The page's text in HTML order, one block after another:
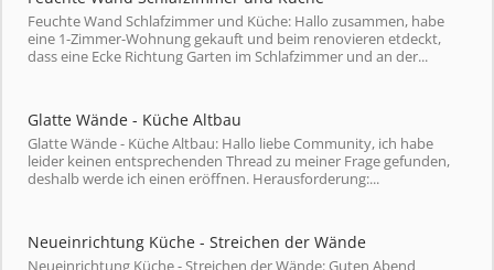
Feuchte Wand Schlafzimmer und Küche: Hallo zusammen, habe
eine 1-Zimmer-Wohnung gekauft und beim renovieren etdeckt,
dass eine Ecke Richtung Garten im Schlafzimmer und an der...
Glatte Wände - Küche Altbau
Glatte Wände - Küche Altbau: Hallo liebe Community, ich habe
leider keinen entsprechenden Thread zu meiner Frage gefunden,
deshalb werde ich einen eröffnen. Herausforderung:...
Neueinrichtung Küche - Streichen der Wände
Neueinrichtung Küche - Streichen der Wände: Guten Abend